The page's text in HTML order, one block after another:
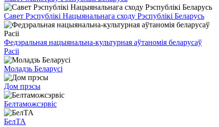
Савет Рэспублікі Нацыянальнага сходу Рэспублікі Беларусь
Федэральная нацыянальна-культурная аўтаномія беларусаў
Расіі
Моладзь Беларусі
Дом прэсы
Белтаможсэрвіс
БелТА